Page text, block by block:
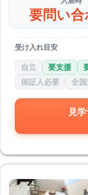
要問い
受け入れ目安
自立 要支援
保証人必要
全
見